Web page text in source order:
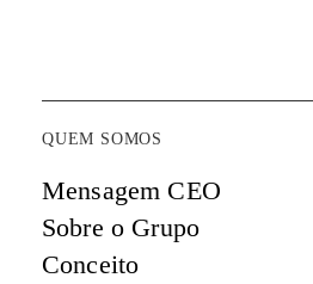
QUEM SOMOS
Mensagem CEO
Sobre o Grupo
Conceito